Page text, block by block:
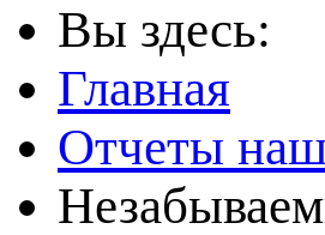
Вы здесь:
Главная
Отчеты